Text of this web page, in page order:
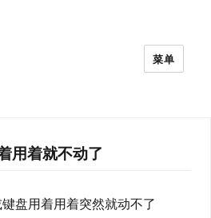
菜单
用着就不动了
盘用着用着突然就动不了